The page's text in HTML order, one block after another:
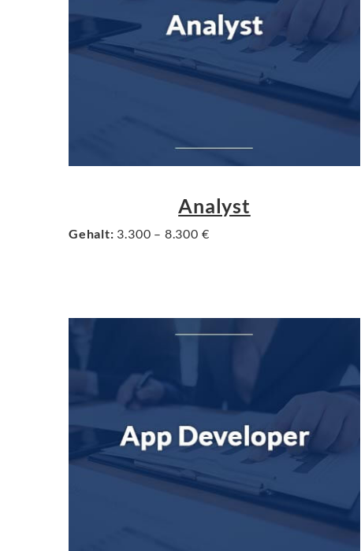
Analyst
Gehalt: 3.300 – 8.300 €